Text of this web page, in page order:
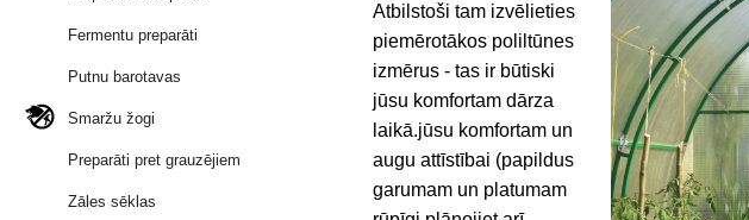
Fermentu preparāti
Putnu barotavas
Smaržu žogi
Preparāti pret grauzējiem
Zāles sēklas
Atbilstoši tam izvēlieties
piemērotākos poliltūnes
izmērus - tas ir būtiski
jūsu komfortam dārza
laikā.jūsu komfortam un
augu attīstībai (papildus
garumam un platumam